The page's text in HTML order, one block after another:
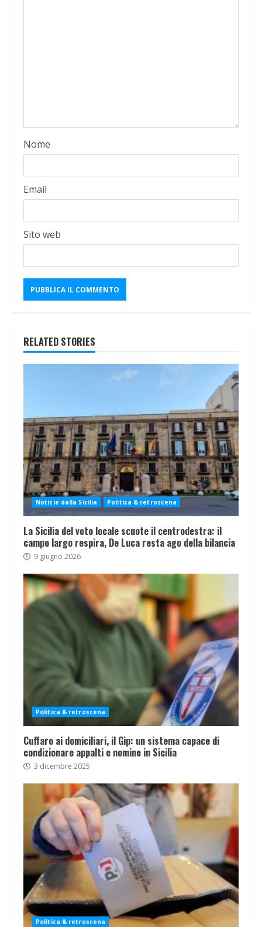
Nome
Email
Sito web
RELATED STORIES
Notizie dalla Sicilia Politica & retroscena
La Sicilia del voto locale scuote il centrodestra: il
campo largo respira, De Luca resta ago della bilancia
9 giugno 2026
Politica & retroscena
Cuffaro ai domiciliari, il Gip: un sistema capace di
condizionare appalti e nomine in Sicilia
3 dicembre 2025
Politica & retroscena